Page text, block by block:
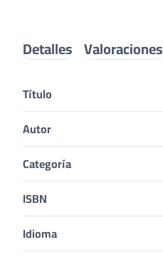
Detalles Valoraciones
Título
Autor
Categoría
ISBN
Idioma